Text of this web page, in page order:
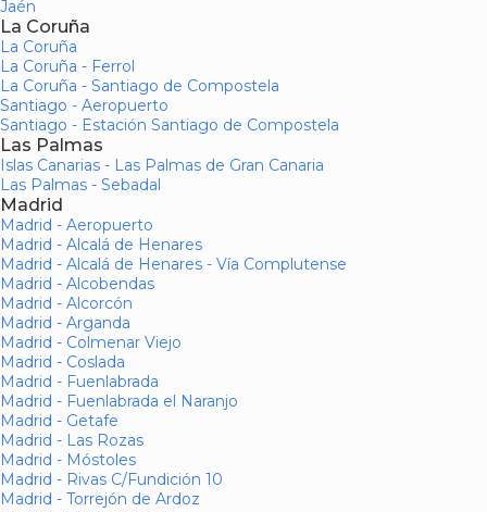
Jaén
La Coruña
La Coruña
La Coruña - Ferrol
La Coruña - Santiago de Compostela
Santiago - Aeropuerto
Santiago - Estación Santiago de Compostela
Las Palmas
Islas Canarias - Las Palmas de Gran Canaria
Las Palmas - Sebadal
Madrid
Madrid - Aeropuerto
Madrid - Alcalá de Henares
Madrid - Alcalá de Henares - Vía Complutense
Madrid - Alcobendas
Madrid - Alcorcón
Madrid - Arganda
Madrid - Colmenar Viejo
Madrid - Coslada
Madrid - Fuenlabrada
Madrid - Fuenlabrada el Naranjo
Madrid - Getafe
Madrid - Las Rozas
Madrid - Móstoles
Madrid - Rivas C/Fundición 10
Madrid - Torrejón de Ardoz